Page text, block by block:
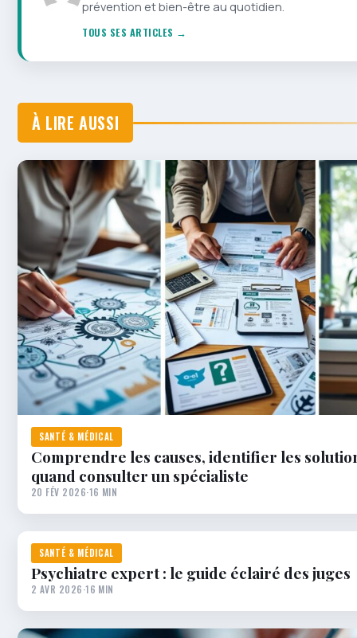
prévention et bien-être au quotidien.
TOUS SES ARTICLES →
À LIRE AUSSI
SANTÉ & MÉDICAL
Comprendre les causes, identifier les
quand consulter un spécialiste
20 FÉV 2026·16 MIN
SANTÉ & MÉDICAL
Psychiatre expert : le guide éclairé des juges
2 AVR 2026·16 MIN